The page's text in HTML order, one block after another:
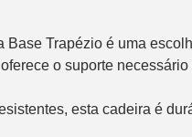
Base Trapézio é uma
o suporte